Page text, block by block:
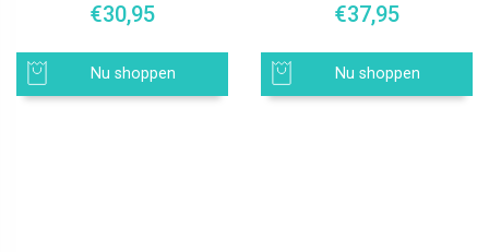
€30,95
Nu shoppen
€37,95
Nu shoppen